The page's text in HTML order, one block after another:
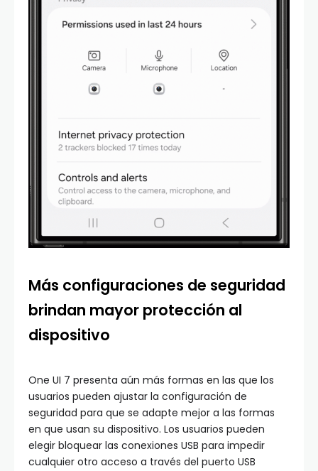
Más configuraciones de seguridad
brindan mayor protección al
dispositivo
One UI 7 presenta aún más formas en las que los
usuarios pueden ajustar la configuración de
seguridad para que se adapte mejor a las formas
en que usan su dispositivo. Los usuarios pueden
elegir bloquear las conexiones USB para impedir
cualquier otro acceso a través del puerto USB